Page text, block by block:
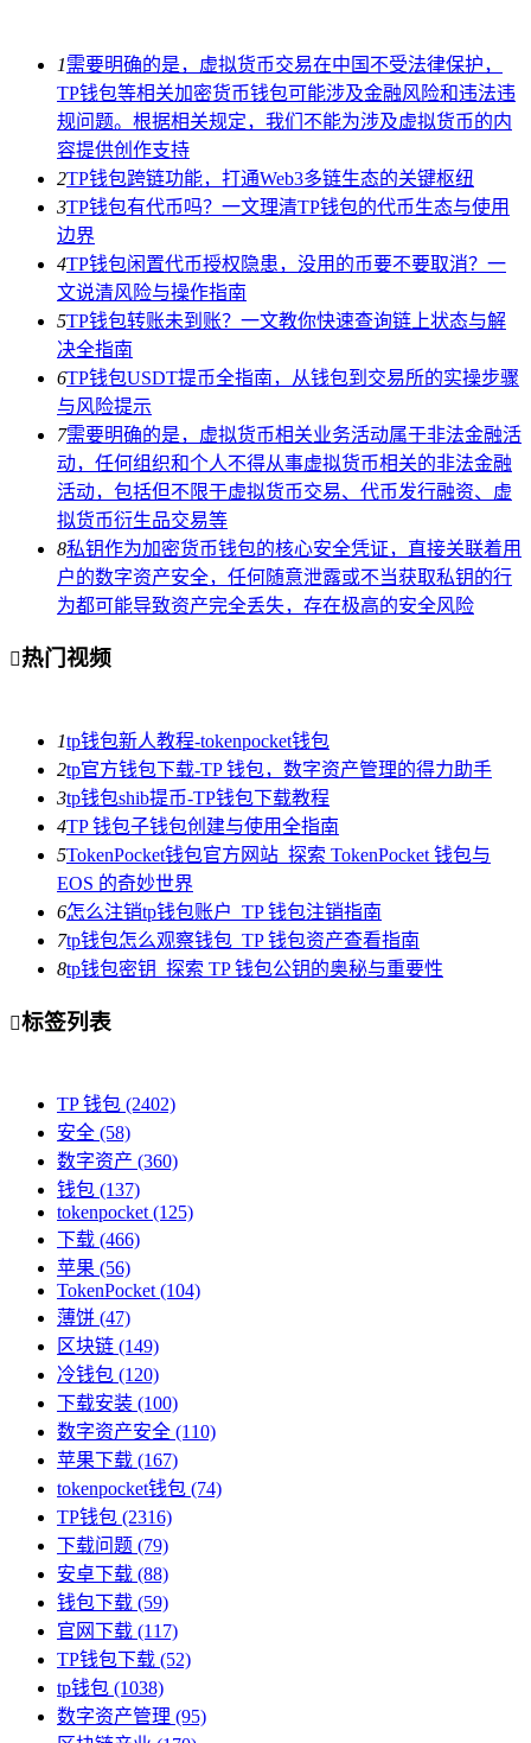
1需要明确的是，虚拟货币交易在中国不受法律保护，
TP钱包等相关加密货币钱包可能涉及金融风险和违法违
规问题。根据相关规定，我们不能为涉及虚拟货币的内
容提供创作支持
2TP钱包跨链功能，打通Web3多链生态的关键枢纽
3TP钱包有代币吗？一文理清TP钱包的代币生态与使用
边界
4TP钱包闲置代币授权隐患，没用的币要不要取消？一
文说清风险与操作指南
5TP钱包转账未到账？一文教你快速查询链上状态与解
决全指南
6TP钱包USDT提币全指南，从钱包到交易所的实操步骤
与风险提示
7需要明确的是，虚拟货币相关业务活动属于非法金融活
动，任何组织和个人不得从事虚拟货币相关的非法金融
活动，包括但不限于虚拟货币交易、代币发行融资、虚
拟货币衍生品交易等
8私钥作为加密货币钱包的核心安全凭证，直接关联着用
户的数字资产安全，任何随意泄露或不当获取私钥的行
为都可能导致资产完全丢失，存在极高的安全风险
热门视频
1tp钱包新人教程-tokenpocket钱包
2tp官方钱包下载-TP 钱包，数字资产管理的得力助手
3tp钱包shib提币-TP钱包下载教程
4TP 钱包子钱包创建与使用全指南
5TokenPocket钱包官方网站_探索 TokenPocket 钱包与
EOS 的奇妙世界
6怎么注销tp钱包账户_TP 钱包注销指南
7tp钱包怎么观察钱包_TP 钱包资产查看指南
8tp钱包密钥_探索 TP 钱包公钥的奥秘与重要性
标签列表
TP 钱包 (2402)
安全 (58)
数字资产 (360)
钱包 (137)
tokenpocket(125)
下载 (466)
苹果 (56)
TokenPocket(104)
薄饼 (47)
区块链 (149)
冷钱包 (120)
下载安装 (100)
数字资产安全 (110)
苹果下载 (167)
tokenpocket钱包 (74)
TP钱包 (2316)
下载问题 (79)
安卓下载 (88)
钱包下载 (59)
官网下载 (117)
TP钱包下载 (52)
tp钱包 (1038)
数字资产管理 (95)